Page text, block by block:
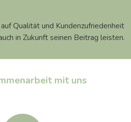
Qualität und Kundenzufriedenheit
in Zukunft seinen Beitrag leisten.
mit uns